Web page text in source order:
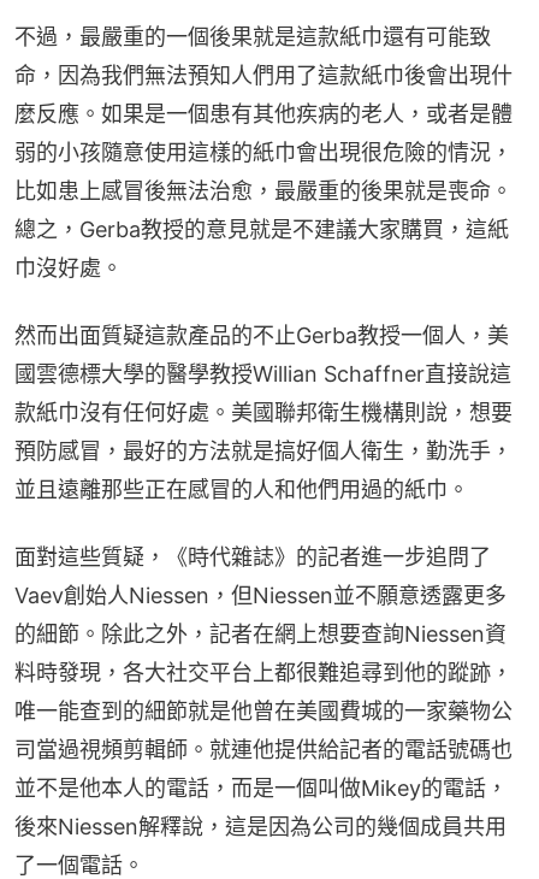
不過，最嚴重的一個後果就是這款紙巾還有可能致
命，因為我們無法預知人們用了這款紙巾後會出現什
麼反應。如果是一個患有其他疾病的老人，或者是體
弱的小孩隨意使用這樣的紙巾會出現很危險的情況，
比如患上感冒後無法治愈，最嚴重的後果就是喪命。
總之，Gerba教授的意見就是不建議大家購買，這紙
巾沒好處。
然而出面質疑這款產品的不止Gerba教授一個人，美
國雲德標大學的醫學教授Willian Schaffner直接說這
款紙巾沒有任何好處。美國聯邦衛生機構則說，想要
預防感冒，最好的方法就是搞好個人衛生，勤洗手，
並且遠離那些正在感冒的人和他們用過的紙巾。
面對這些質疑，《時代雜誌》的記者進一步追問了
Vaev創始人Niessen，但Niessen並不願意透露更多
的細節。除此之外，記者在網上想要查詢Niessen資
料時發現，各大社交平台上都很難追尋到他的蹤跡，
唯一能查到的細節就是他曾在美國費城的一家藥物公
司當過視頻剪輯師。就連他提供給記者的電話號碼也
並不是他本人的電話，而是一個叫做Mikey的電話，
後來Niessen解釋說，這是因為公司的幾個成員共用
了一個電話。